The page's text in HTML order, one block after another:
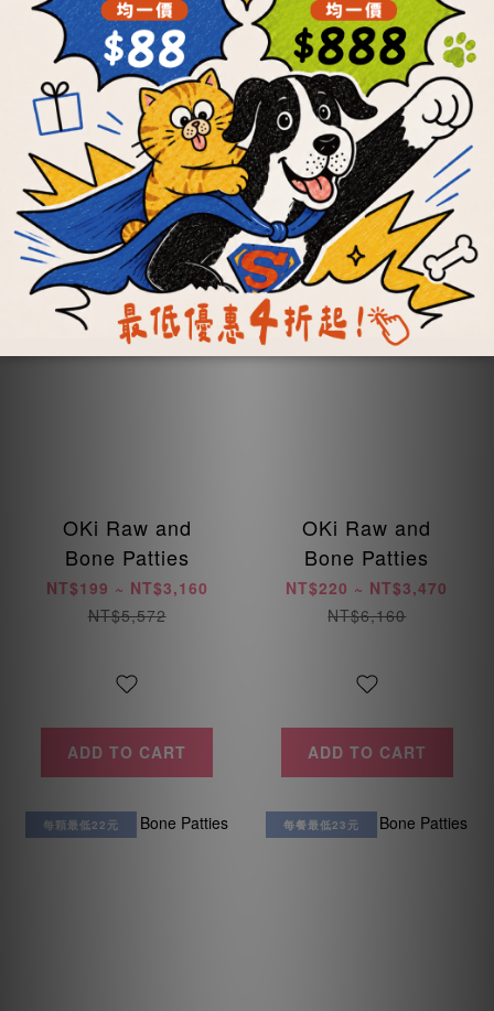
ADD TO CART
NT$6,472
ADD TO CART
每顆最低19元
OKi Raw and
Bone Patties
NT$199 ~ NT$3,160
NT$5,572
ADD TO CART
每餐最低21元
OKi Raw and
Bone Patties
NT$220 ~ NT$3,470
NT$6,160
ADD TO CART
每顆最低22元 每餐最低23元